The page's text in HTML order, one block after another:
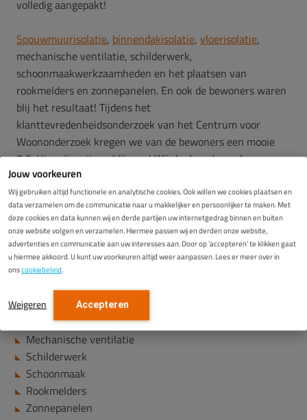
Jouw voorkeuren
Wij gebruiken altijd functionele en analytische cookies. Ook willen we cookies plaatsen en
data verzamelen om de communicatie naar u makkelijker en persoonlijker te maken. Met
deze cookies en data kunnen wij en derde partijen uw internetgedrag binnen en buiten
onze website volgen en verzamelen. Hiermee passen wij en derden onze website,
advertenties en communicatie aan uw interesses aan. Door op ‘accepteren’ te klikken gaat
u hiermee akkoord. U kunt uw voorkeuren altijd weer aanpassen. Lees er meer over in
onscookiebeleid.
Weigeren Accepteren
volledig aangepakt!
Spouwmuurisolatie, binnendakisolatie, vloerisolatie,
mechanische ventilatie, schilderwerk,
schoonmaakwerkzaamheden en het plaatsen van
rookmelders en zonnepanelen. En ook de bewoners waren
blij het resultaat! Tijdens het
klanttevredenheidsonderzoek van het Centrum voor
Woononderzoek kregen we van de bewoners een mooie
8,0. Hier zijn wij erg blij mee! Wij danken dan ook onze
collega’s en onderaannemers voor de samenwerking bij dit
project! Het was een mooi project om dit met elkaar te
realiseren!
Werkzaamheden:
Spouwmuurisolatie
Binnendakisolatie
Vloerisolatie
Mechanische ventilatie
Schilderwerk
Schoonmaak
Rookmelders
Zonnepanelen